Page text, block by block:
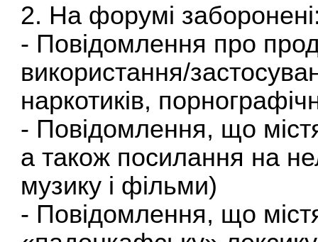
2. На форумі
- Повідомлення про
використання/
наркотиків,
- Повідомлення, що
а також посилання на
музику і фільми)
- Повідомлення, що